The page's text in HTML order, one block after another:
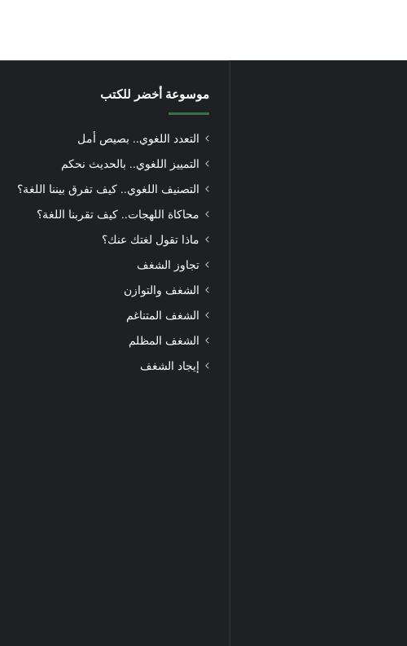
موسوعة أخضر للكتب
التعدد اللغوي.. بصيص أمل
التمييز اللغوي.. بالحديث نحكم
التصنيف اللغوي.. كيف تفرق بيننا اللغة؟
محاكاة اللهجات.. كيف تقربنا اللغة؟
ماذا تقول لغتك عنك؟
تجاوز الشغف
الشغف والتوازن
الشغف المتناغم
الشغف المظلم
إيجاد الشغف